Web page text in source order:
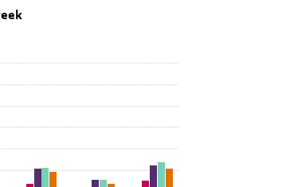
over en ga naar de datatabel
per kalenderweek